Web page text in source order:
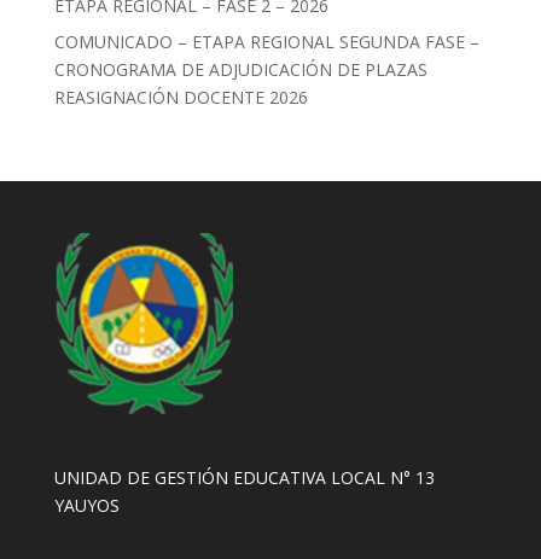
ETAPA REGIONAL – FASE 2 – 2026
COMUNICADO – ETAPA REGIONAL SEGUNDA FASE –
CRONOGRAMA DE ADJUDICACIÓN DE PLAZAS
REASIGNACIÓN DOCENTE 2026
UNIDAD DE GESTIÓN EDUCATIVA LOCAL N° 13
YAUYOS